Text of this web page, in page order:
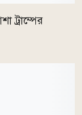
ট্রাম্পের